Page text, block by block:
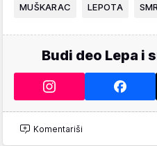
MUŠKARAC LEPOTA
Budi deo Lepa i
Komentariši